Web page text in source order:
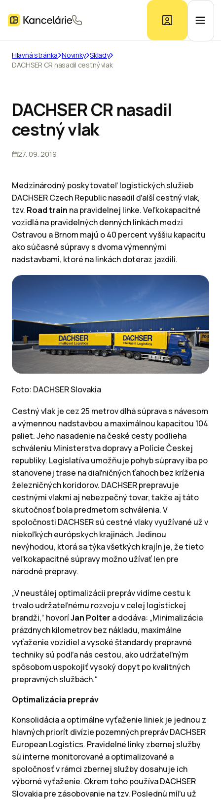
Prieskum trhu
Hlavná stránka Novinky Sklady
DACHSER CR nasadil cestný vlak
DACHSER CR nasadil
cestný vlak
27. 09. 2019
Medzinárodný poskytovateľ logistických služieb
DACHSER Czech Republic nasadil ďalší cestný vlak,
tzv. Road train na pravidelnej linke. Veľkokapacitné
vozidlá na pravidelných denných linkách medzi
Ostravou a Brnom majú o 40 percent vyššiu kapacitu
ako súčasné súpravy s dvoma výmennými
nadstavbami, ktoré na linkách doteraz jazdili.
Foto: DACHSER Slovakia
Cestný vlak je cez 25 metrov dlhá súprava s návesom
a výmennou nadstavbou a maximálnou kapacitou 104
paliet. Jeho nasadenie na české cesty podlieha
schváleniu Ministerstva dopravy a Polície Českej
republiky. Legislatíva umožňuje pohyb súpravy iba po
stanovenej trase na diaľničných ťahoch bez kríženia
železničných koridorov. DACHSER prepravuje
cestnými vlakmi aj nebezpečný tovar, takže aj táto
skutočnosť bola predmetom schválenia. V
spoločnosti DACHSER sú cestné vlaky využívané už v
niekoľkých európskych krajinách. Jedinou
nevýhodou, ktorá sa týka všetkých krajín je, že tieto
veľkokapacitné súpravy možno užívať len pre
národné prepravy.
„V neustálej optimalizácii prepráv vidíme cestu k
trvalo udržateľnému rozvoju v celej logistickej
brandži,“ hovoríJan Polter a dodáva: „Minimalizácia
prázdnych kilometrov bez nákladu, maximálne
vyťaženie vozidiel a vysoké štandardy prepravné
techniky sú podľa nás cestou, ako udržateľným
spôsobom uspokojiť vysoký dopyt po kvalitných
prepravných službách.“
Optimalizácia prepráv
Konsolidácia a optimálne vyťaženie liniek je jednou z
hlavných priorít divízie pozemných prepráv DACHSER
European Logistics. Pravidelné linky zbernej služby
sú interne monitorované a optimalizované a
spoločnosť v rámci zbernej služby dosahuje ich
výborné vyťaženie. Okrem toho používa DACHSER
Slovakia pre zásobovanie na tzv. Poslednú míľu už